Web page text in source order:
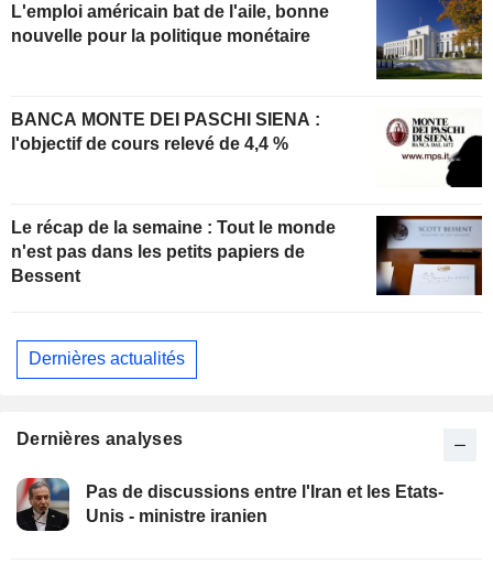
L'emploi américain bat de l'aile, bonne
nouvelle pour la politique monétaire
BANCA MONTE DEI PASCHI SIENA :
l'objectif de cours relevé de 4,4 %
Le récap de la semaine : Tout le monde
n'est pas dans les petits papiers de
Bessent
Dernières actualités
Dernières analyses
Pas de discussions entre l'Iran et les Etats-
Unis - ministre iranien